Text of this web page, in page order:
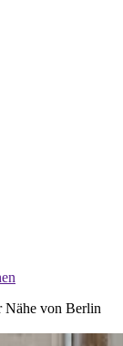
Nähe von Berlin